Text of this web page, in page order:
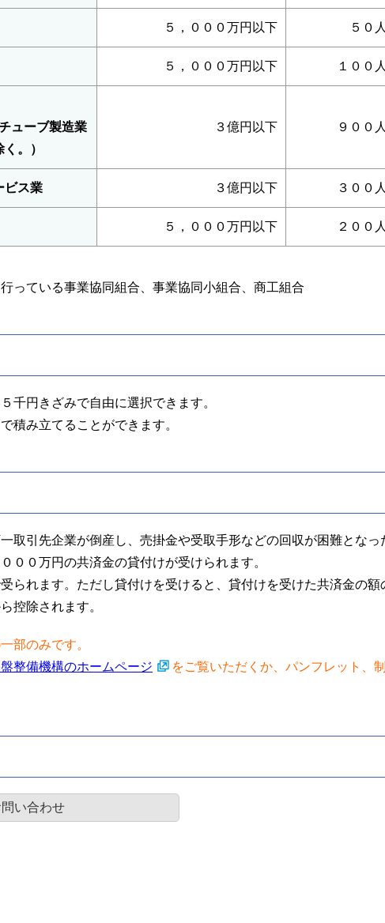
５，０００万円以下 ５０
５，０００万円以下 １００
ューブ製造業
。）
３億円以下 ９００
ビス業 ３億円以下 ３００
５，０００万円以下 ２００
っている事業協同組合、事業協同小組合、商工組合
千円きざみで自由に選択できます。
積み立てることができます。
取引先企業が倒産し、売掛金や受取手形などの回収が困難となっ
００万円の共済金の貸付けが受けられます。
られます。ただし貸付けを受けると、貸付けを受けた共済金の額
控除されます。
部のみです。
盤整備機構のホームページ
をご覧いただくか、パンフレット、
い合わせ